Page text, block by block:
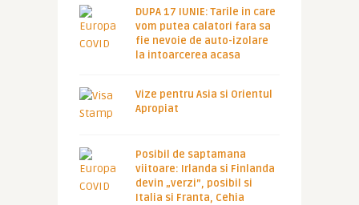
DUPA 17 IUNIE: Tarile in care
vom putea calatori fara sa
fie nevoie de auto-izolare
la intoarcerea acasa
Vize pentru Asia si Orientul
Apropiat
Posibil de saptamana
viitoare: Irlanda si Finlanda
devin „verzi”, posibil si
Italia si Franta, Cehia